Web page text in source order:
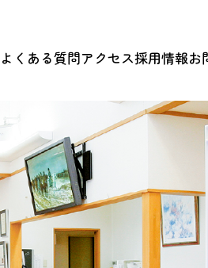
よくある質問アクセス採用情報お